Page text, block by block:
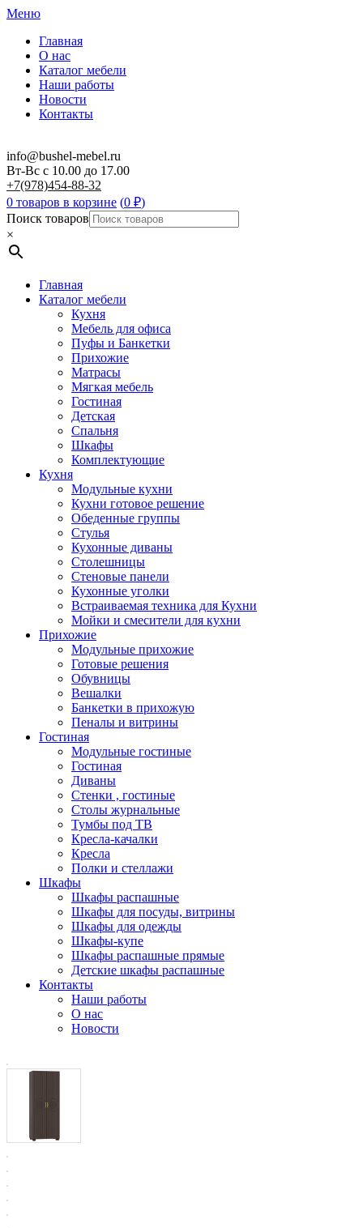
Меню
Главная
О нас
Каталог мебели
Наши работы
Новости
Контакты
info@bushel-mebel.ru
Вт-Вс c 10.00 до 17.00
+7(978)454-88-32
0 товаров в корзине (0 ₽)
Поиск товаров
×
Главная
Каталог мебели
Кухня
Мебель для офиса
Пуфы и Банкетки
Прихожие
Матрасы
Мягкая мебель
Гостиная
Детская
Спальня
Шкафы
Комплектующие
Кухня
Модульные кухни
Кухни готовое решение
Обеденные группы
Стулья
Кухонные диваны
Столешницы
Стеновые панели
Кухонные уголки
Встраиваемая техника для Кухни
Мойки и смесители для кухни
Прихожие
Модульные прихожие
Готовые решения
Обувницы
Вешалки
Банкетки в прихожую
Пеналы и витрины
Гостиная
Модульные гостиные
Гостиная
Диваны
Стенки , гостиные
Столы журнальные
Тумбы под ТВ
Кресла-качалки
Кресла
Полки и стеллажи
Шкафы
Шкафы распашные
Шкафы для посуды, витрины
Шкафы для одежды
Шкафы-купе
Шкафы распашные прямые
Детские шкафы распашные
Контакты
Наши работы
О нас
Новости